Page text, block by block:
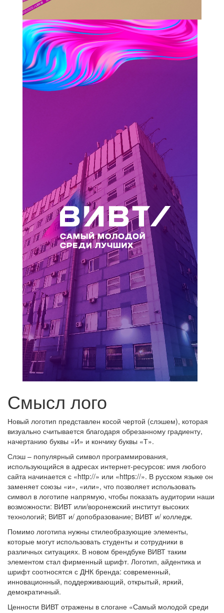
Смысл лого
Новый логотип представлен косой чертой (слэшем), которая
визуально считывается благодаря обрезанному градиенту,
начертанию буквы «И» и кончику буквы «Т».
Слэш – популярный символ программирования,
использующийся в адресах интернет-ресурсов: имя любого
сайта начинается с «http://» или «https://». В русском языке он
заменяет союзы «и», «или», что позволяет использовать
символ в логотипе напрямую, чтобы показать аудитории наши
возможности: ВИВТ или/воронежский институт высоких
технологий; ВИВТ и/ допобразование; ВИВТ и/ колледж.
Помимо логотипа нужны стилеобразующие элементы,
которые могут использовать студенты и сотрудники в
различных ситуациях. В новом брендбуке ВИВТ таким
элементом стал фирменный шрифт. Логотип, айдентика и
шрифт соотносятся с ДНК бренда: современный,
инновационный, поддерживающий, открытый, яркий,
демократичный.
Ценности ВИВТ отражены в слогане «Самый молодой среди